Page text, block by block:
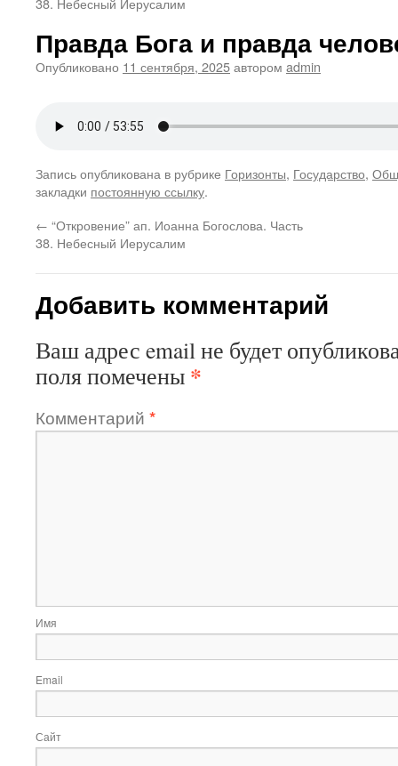
Правда Бога и правда
Опубликовано 11 сентября, 2025автором admin
Запись опубликована в рубрике Горизонты, Государство,
закладки постоянную ссылку.
← “Откровение” ап. Иоанна Богослова. Часть
38. Небесный Иерусалим
Добавить комментарий
Ваш адрес email не будет
поля помечены *
Комментарий *
Имя
Email
Сайт